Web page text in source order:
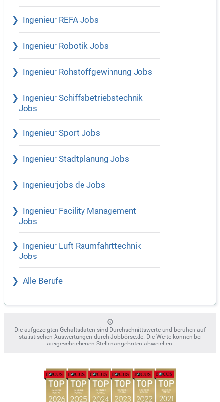
Ingenieur REFA Jobs
Ingenieur Robotik Jobs
Ingenieur Rohstoffgewinnung Jobs
Ingenieur Schiffsbetriebstechnik
Jobs
Ingenieur Sport Jobs
Ingenieur Stadtplanung Jobs
Ingenieurjobs de Jobs
Ingenieur Facility Management
Jobs
Ingenieur Luft Raumfahrttechnik
Jobs
Alle Berufe
Die aufgezeigten Gehaltsdaten sind Durchschnittswerte und beruhen auf
statistischen Auswertungen durch Jobbörse.de. Die Werte können bei
ausgeschriebenen Stellenangeboten abweichen.